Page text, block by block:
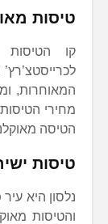
טיסות
קו הטיסות
המאוחרות,
הטיסה
טיסות
נלסון היא עיר
והטיסות